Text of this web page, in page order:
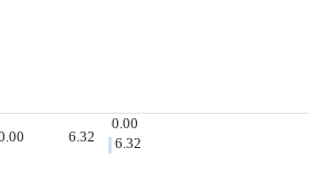
6.32
0.00
6.32